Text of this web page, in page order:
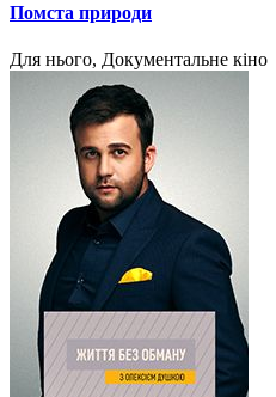
Помста природи
Для нього, Документальне кіно